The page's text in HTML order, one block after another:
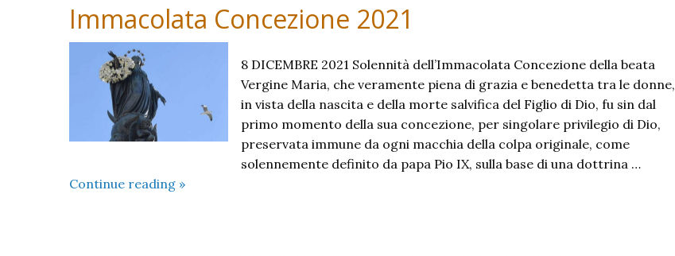
Immacolata Concezione 2021
8 DICEMBRE 2021 Solennità dell’Immacolata Concezione della beata
Vergine Maria, che veramente piena di grazia e benedetta tra le donne,
in vista della nascita e della morte salvifica del Figlio di Dio, fu sin dal
primo momento della sua concezione, per singolare privilegio di Dio,
preservata immune da ogni macchia della colpa originale, come
solennemente definito da papa Pio IX, sulla base di una dottrina …
Continue reading Immacolata
»